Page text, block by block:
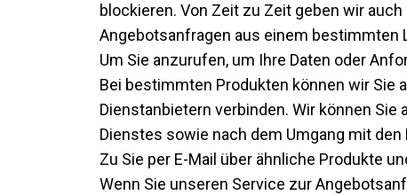
blockieren. Von Zeit zu Zeit geben wir
Angebotsanfragen aus einem bestimmten
Um Sie anzurufen, um Ihre Daten oder
Bei bestimmten Produkten können wir Sie
Dienstanbietern verbinden. Wir können
Dienstes sowie nach dem Umgang mit
Zu Sie per E-Mail über ähnliche Produkte
Wenn Sie unseren Service zur